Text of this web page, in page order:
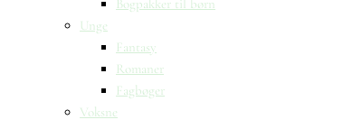
Bogpakker til børn
Unge
Fantasy
Romaner
Fagbøger
Voksne